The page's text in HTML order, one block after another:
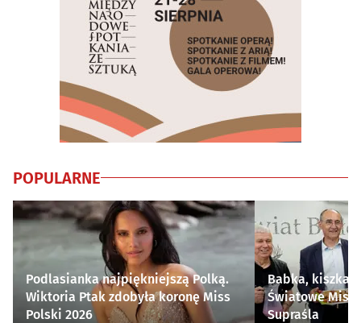
POPULARNE
Podlasianka najpiękniejszą Polką.
Wiktoria Ptak zdobyła koronę Miss
Polski 2026
Babka, kiszka i
Światowe
Supraśla